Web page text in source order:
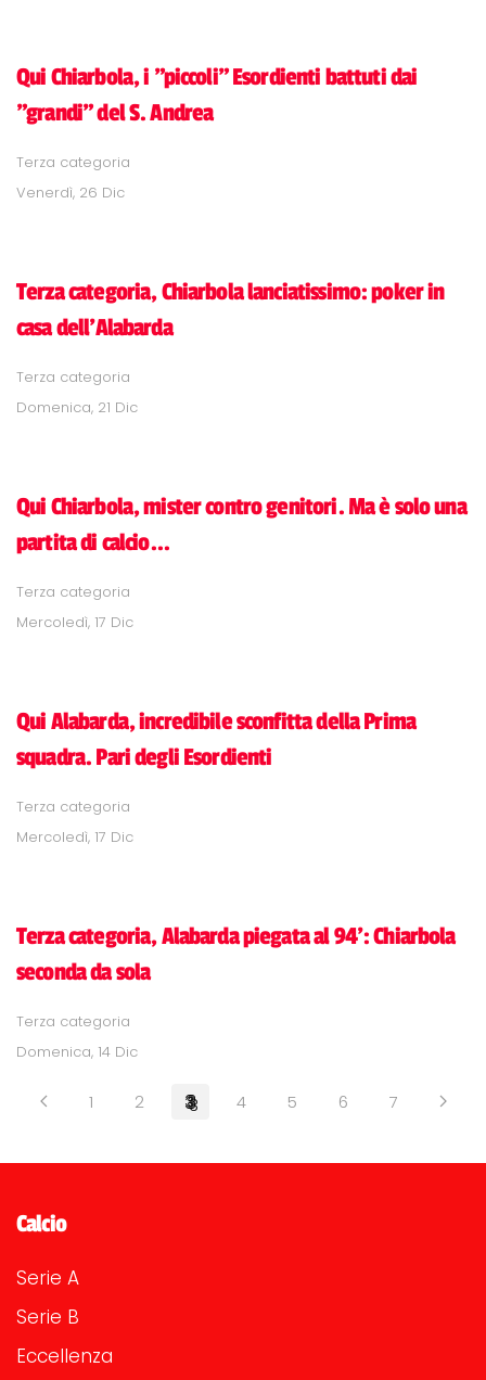
Qui Chiarbola, i "piccoli" Esordienti battuti dai
"grandi" del S. Andrea
Terza categoria
Venerdì, 26 Dic
Terza categoria, Chiarbola lanciatissimo: poker in
casa dell'Alabarda
Terza categoria
Domenica, 21 Dic
Qui Chiarbola, mister contro genitori. Ma è solo una
partita di calcio...
Terza categoria
Mercoledì, 17 Dic
Qui Alabarda, incredibile sconfitta della Prima
squadra. Pari degli Esordienti
Terza categoria
Mercoledì, 17 Dic
Terza categoria, Alabarda piegata al 94': Chiarbola
seconda da sola
Terza categoria
Domenica, 14 Dic
1 2 3 4 5 6 7
Calcio
Serie A
Serie B
Eccellenza